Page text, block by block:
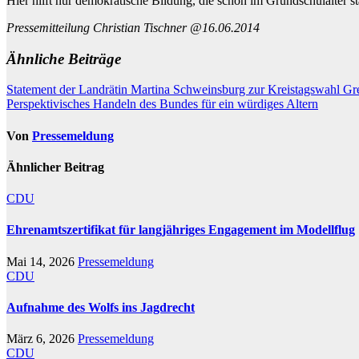
Pressemitteilung Christian Tischner @16.06.2014
Ähnliche Beiträge
Beitragsnavigation
Statement der Landrätin Martina Schweinsburg zur Kreistagswahl
Perspektivisches Handeln des Bundes für ein würdiges Altern
Von Pressemeldung
Ähnlicher Beitrag
CDU
Ehrenamtszertifikat für langjähriges Engagement im Modellflug
Mai 14, 2026 Pressemeldung
CDU
Aufnahme des Wolfs ins Jagdrecht
März 6, 2026 Pressemeldung
CDU